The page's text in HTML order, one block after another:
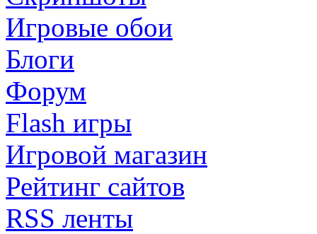
Игровые обои
Блоги
Форум
Flash игры
Игровой магазин
Рейтинг сайтов
RSS ленты